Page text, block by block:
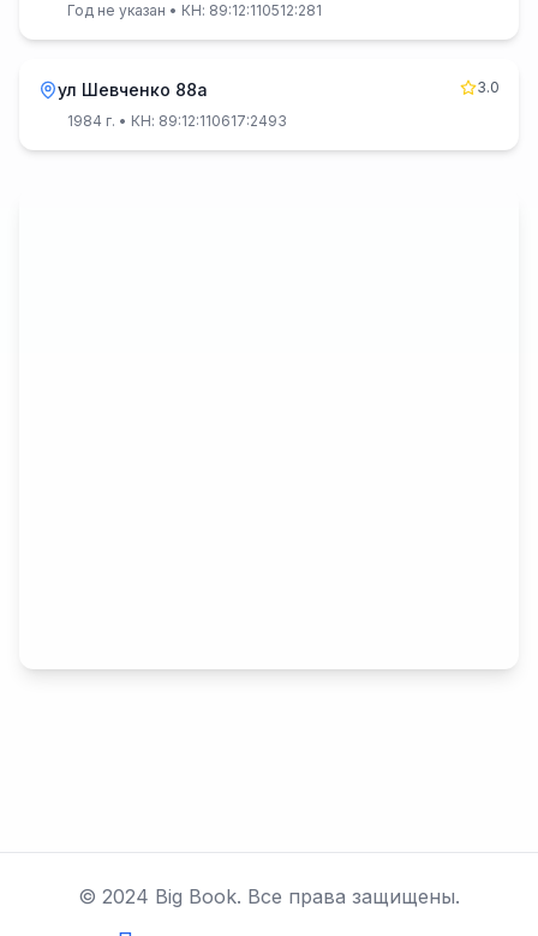
Год не указан • КН: 89:12:110512:281
ул Шевченко 88а
3.0
1984 г. • КН: 89:12:110617:2493
© 2024 Big Book. Все права защищены.